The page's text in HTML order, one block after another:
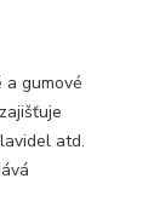
a gumové
atd.